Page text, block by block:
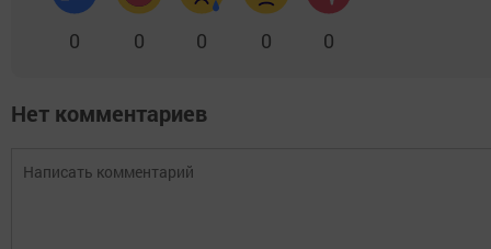
0 0 0 0 0
Нет комментариев